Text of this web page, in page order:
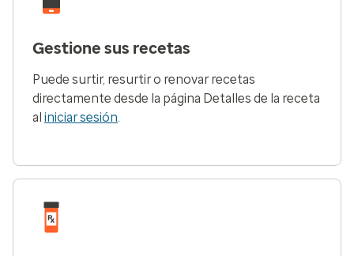
Gestione sus recetas
Puede surtir, resurtir o renovar recetas
directamente desde la página Detalles de la receta
al iniciar sesión